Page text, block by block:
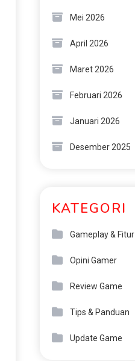
Mei 2026
April 2026
Maret 2026
Februari 2026
Januari 2026
Desember 2025
KATEGORI
Gameplay & Fitur
Opini Gamer
Review Game
Tips & Panduan
Update Game